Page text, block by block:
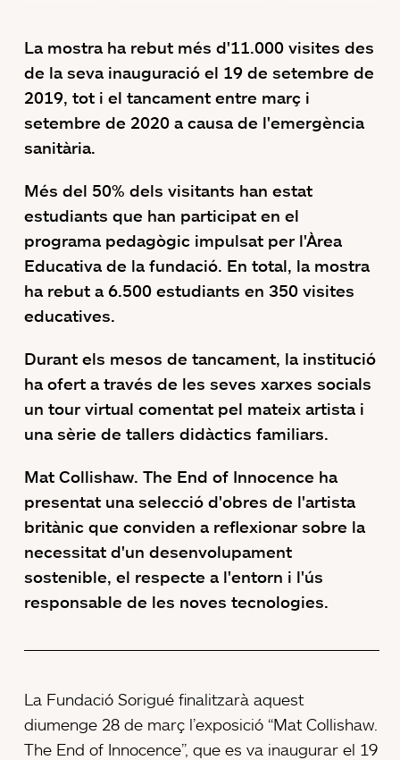
La mostra ha rebut més d'11.000 visites des
de la seva inauguració el 19 de setembre de
2019, tot i el tancament entre març i
setembre de 2020 a causa de l'emergència
sanitària.
Més del 50% dels visitants han estat
estudiants que han participat en el
programa pedagògic impulsat per l'Àrea
Educativa de la fundació. En total, la mostra
ha rebut a 6.500 estudiants en 350 visites
educatives.
Durant els mesos de tancament, la institució
ha ofert a través de les seves xarxes socials
un tour virtual comentat pel mateix artista i
una sèrie de tallers didàctics familiars.
Mat Collishaw. The End of Innocence ha
presentat una selecció d'obres de l'artista
britànic que conviden a reflexionar sobre la
necessitat d'un desenvolupament
sostenible, el respecte a l'entorn i l'ús
responsable de les noves tecnologies.
La Fundació Sorigué finalitzarà aquest
diumenge 28 de març l’exposició “Mat Collishaw.
The End of Innocence”, que es va inaugurar el 19